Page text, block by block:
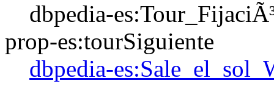
dbpedia-
prop-es:tourSiguiente
dbpedia-